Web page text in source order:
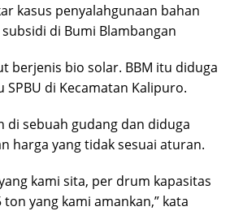
kasus penyalahgunaan bahan
di Bumi Blambangan
berjenis bio solar. BBM itu diduga
di Kecamatan Kalipuro.
di sebuah gudang dan diduga
harga yang tidak sesuai aturan.
kami sita, per drum kapasitas
yang kami amankan,” kata